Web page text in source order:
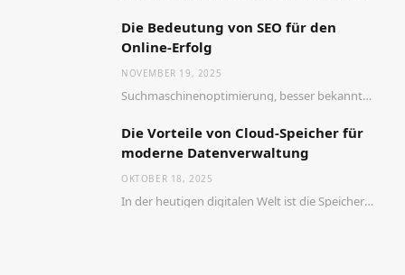
Die Bedeutung von SEO für den
Online-Erfolg
NOVEMBER 19, 2025
Suchmaschinenoptimierung, besser bekannt als SEO, ist ein entscheidender Faktor für den Erfolg jeder Website im…
Die Vorteile von Cloud-Speicher für
moderne Datenverwaltung
OKTOBER 18, 2025
In der heutigen digitalen Welt ist die Speicherung und Verwaltung von Daten entscheidend für den…